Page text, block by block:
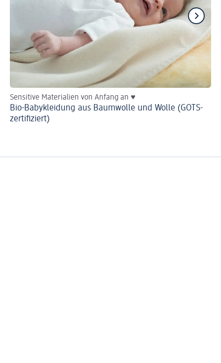
Sensitive Materialien von Anfang an ♥
Bio-Babykleidung aus Baumwolle und Wolle (GOTS-
zertifiziert)